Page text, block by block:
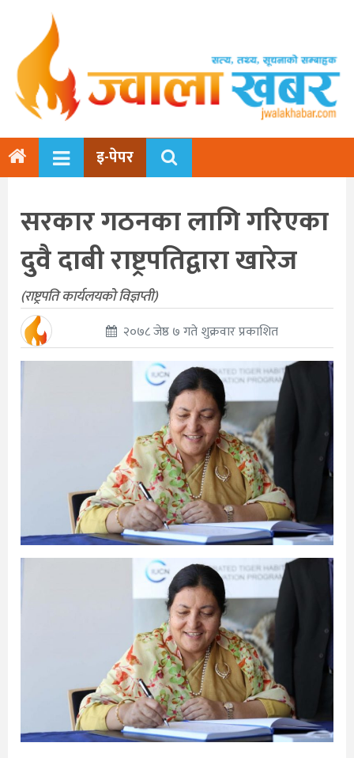
इ-पेपर
सरकार गठनका लागि गरिएका
दुवै दाबी राष्ट्रपतिद्वारा खारेज
(राष्ट्रपति कार्यलयको विज्ञप्ती)
२०७८ जेष्ठ ७ गते शुक्रवार प्रकाशित